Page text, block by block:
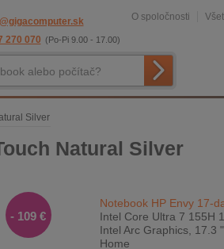
270 070 (Po-Pi 9.00 - 17.00)
O spoločnosti
Silver
Natural Silver
Notebook HP Envy 17-
Intel Core Ultra 7 155H
Intel Arc Graphics, 17.3
Home
- 109 €